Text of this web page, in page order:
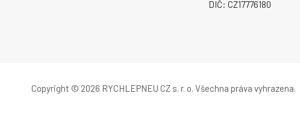
DIČ: CZ17776180
Copyright © 2026 RYCHLEPNEU CZ s. r. o. Všechna práva vyhrazena.